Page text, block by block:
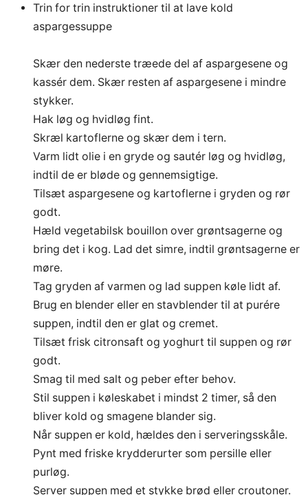
Trin for trin instruktioner til at lave kold
aspargessuppe
Skær den nederste træede del af aspargesene og
kassér dem. Skær resten af aspargesene i mindre
stykker.
Hak løg og hvidløg fint.
Skræl kartoflerne og skær dem i tern.
Varm lidt olie i en gryde og sautér løg og hvidløg,
indtil de er bløde og gennemsigtige.
Tilsæt aspargesene og kartoflerne i gryden og rør
godt.
Hæld vegetabilsk bouillon over grøntsagerne og
bring det i kog. Lad det simre, indtil grøntsagerne er
møre.
Tag gryden af varmen og lad suppen køle lidt af.
Brug en blender eller en stavblender til at purére
suppen, indtil den er glat og cremet.
Tilsæt frisk citronsaft og yoghurt til suppen og rør
godt.
Smag til med salt og peber efter behov.
Stil suppen i køleskabet i mindst 2 timer, så den
bliver kold og smagene blander sig.
Når suppen er kold, hældes den i serveringsskåle.
Pynt med friske krydderurter som persille eller
purløg.
Server suppen med et stykke brød eller croutoner.